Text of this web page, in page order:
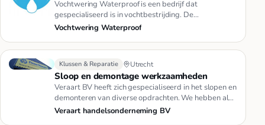
Vochtwering Waterproof is een bedrijf dat
gespecialiseerd is in vochtbestrijding. De
werkzaamheden die wij verrichten zi…
Vochtwering Waterproof
Klussen & Reparatie Utrecht
Sloop en demontage werkzaamheden
Veraart BV heeft zich gespecialiseerd in het slopen en
demonteren van diverse opdrachten. We hebben al
tal van grote pro…
Veraart handelsonderneming BV